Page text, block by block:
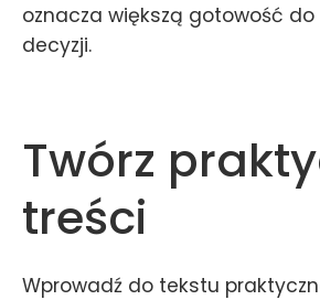
oznacza większą gotowość
decyzji.
Twórz
treści
Wprowadź do tekstu